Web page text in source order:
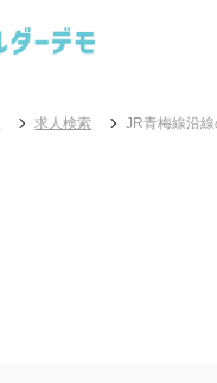
求人検索 JR青梅線沿